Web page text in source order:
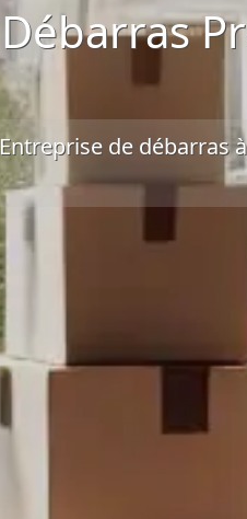
Débarras
Entreprise de débarras